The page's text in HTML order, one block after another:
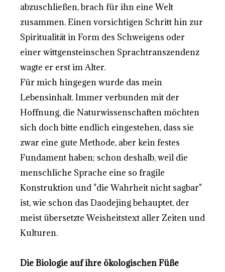
abzuschließen, brach für ihn eine Welt
zusammen. Einen vorsichtigen Schritt hin zur
Spiritualität in Form des Schweigens oder
einer wittgensteinschen Sprachtranszendenz
wagte er erst im Alter.
Für mich hingegen wurde das mein
Lebensinhalt. Immer verbunden mit der
Hoffnung, die Naturwissenschaften möchten
sich doch bitte endlich eingestehen, dass sie
zwar eine gute Methode, aber kein festes
Fundament haben; schon deshalb, weil die
menschliche Sprache eine so fragile
Konstruktion und "die Wahrheit nicht sagbar"
ist, wie schon das Daodejing behauptet, der
meist übersetzte Weisheitstext aller Zeiten und
Kulturen.
Die Biologie auf ihre ökologischen Füße